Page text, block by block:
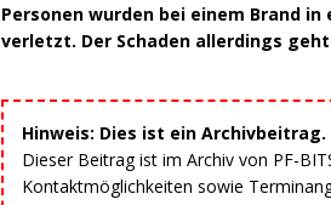
Personen wurden bei einem Brand
verletzt. Der Schaden allerdings
Hinweis: Dies ist ein Archivbeitrag.
Dieser Beitrag ist im Archiv von PF-
Kontaktmöglichkeiten sowie